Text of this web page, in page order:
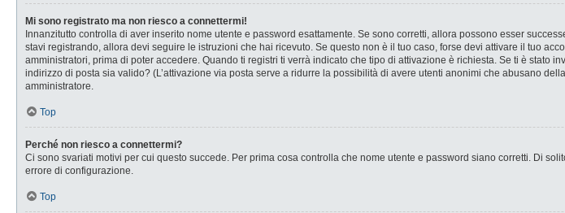
Mi sono registrato ma non riesco a connettermi!
Innanzitutto controlla di aver inserito nome utente e password esattamente. Se sono corretti, allora possono esser
stavi registrando, allora devi seguire le istruzioni che hai ricevuto. Se questo non è il tuo caso, forse devi attivare il tuo
amministratori, prima di poter accedere. Quando ti registri ti verrà indicato che tipo di attivazione è richiesta. Se ti è
indirizzo di posta sia valido? (L’attivazione via posta serve a ridurre la possibilità di avere utenti anonimi che abusano
amministratore.
Top
Perché non riesco a connettermi?
Ci sono svariati motivi per cui questo succede. Per prima cosa controlla che nome utente e password siano corretti. Di
errore di configurazione.
Top